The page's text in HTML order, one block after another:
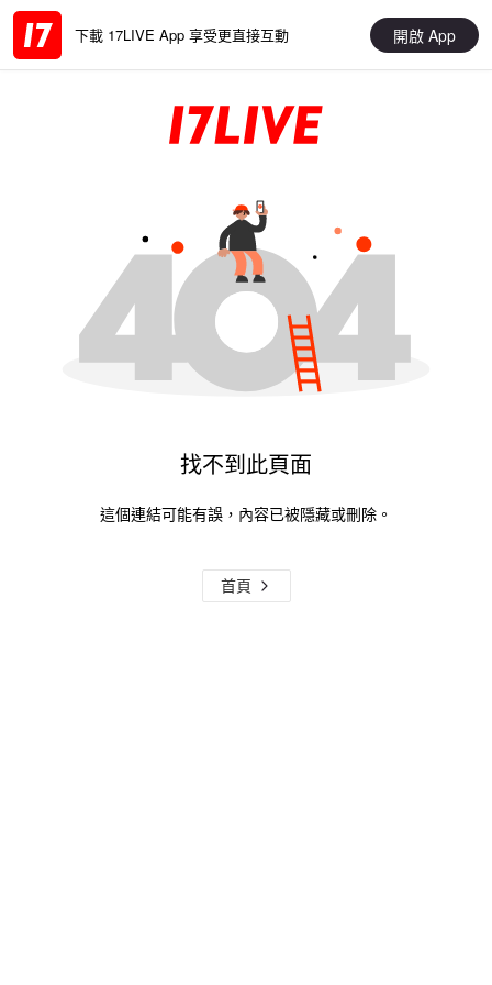
下載 17LIVE App 享受更直接互動 開啟 App
找不到此頁面
這個連結可能有誤，內容已被隱藏或刪除。
首頁